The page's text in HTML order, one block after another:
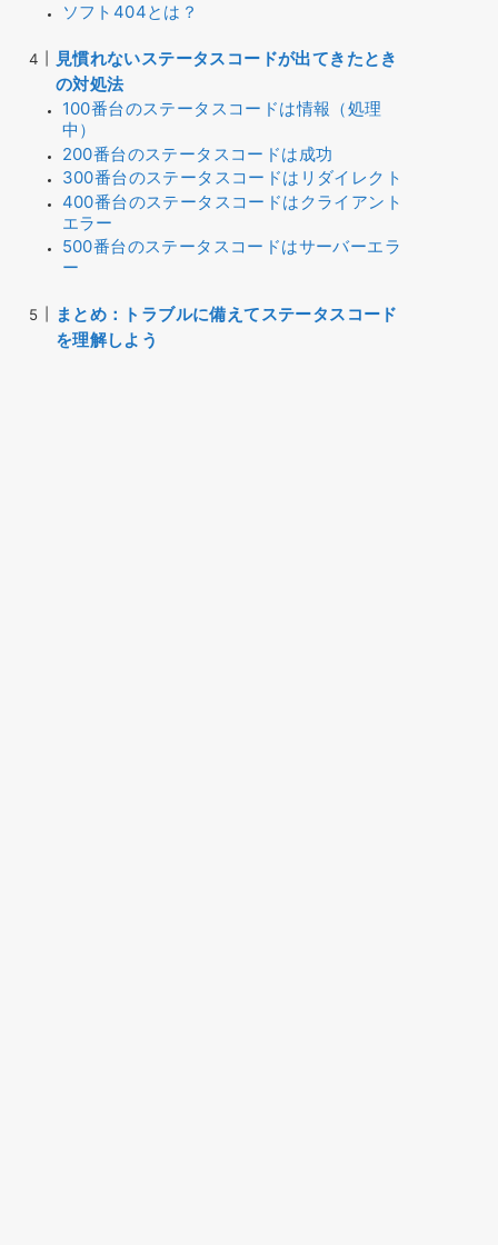
ソフト404とは？
見慣れないステータスコードが出てきたとき
の対処法
100番台のステータスコードは情報（処理
中）
200番台のステータスコードは成功
300番台のステータスコードはリダイレクト
400番台のステータスコードはクライアント
エラー
500番台のステータスコードはサーバーエラ
ー
まとめ：トラブルに備えてステータスコード
を理解しよう